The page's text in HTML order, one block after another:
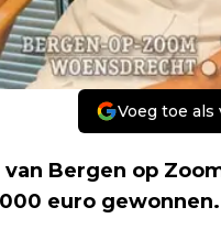
Voeg toe
Bergen op
euro